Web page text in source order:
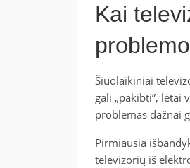
Kai
Šiuolaikiniai
gali „pakibti”, lėtai
problemas dažnai
Pirmiausia
televizorių iš